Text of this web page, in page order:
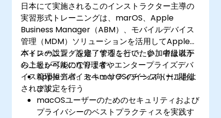
日本にて実施されるこのインストラクター主導の
実習形式トレーニングは、marOS、Apple
Business Manager（ABM）、モバイルデバイス
管理（MDM）ソリューションを活用してAppleデ
バイスの設置・設定・管理を行いたい、中級者か
ら上級レベルのIT管理者やエンタープライズデバ
イス管理担当者、セキュリティチーム向けに開催
されます。
本トレーニングを修了することで、参加者は以下
のことが可能になります：
AppleデバイスへmarOSのインストールおよ
び設定を行う
macOSユーザーのためのセキュリティおよび
プライバシーのベストプラクティスを実践す